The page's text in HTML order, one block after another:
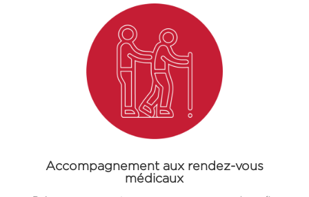
Accompagnement aux rendez-vous
médicaux